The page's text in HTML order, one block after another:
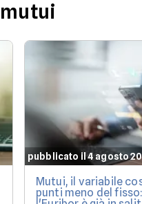
pubblicato il 4 agosto
Mutui, il variabile
punti meno del